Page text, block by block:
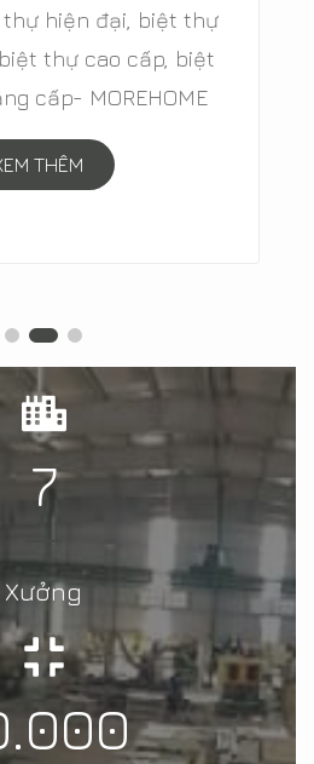
hiện đại, biệt thự
thự cao cấp, biệt
cấp- MOREHOME
THÊM
7
Xưởng